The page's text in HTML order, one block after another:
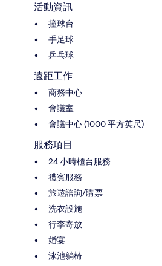
活動資訊
撞球台
手足球
乒乓球
遠距工作
商務中心
會議室
會議中心 (1000 平方英尺)
服務項目
24 小時櫃台服務
禮賓服務
旅遊諮詢/購票
洗衣設施
行李寄放
婚宴
泳池躺椅